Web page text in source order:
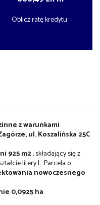
Oblicz ratę kredytu
z warunkami
ul. Koszalińska 25C
925 m2, składający się z
litery L. Parcela o
nowoczesnego
0,0925 ha